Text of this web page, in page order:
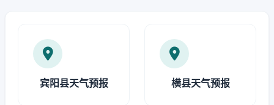
宾阳县天气预报 横县天气预报